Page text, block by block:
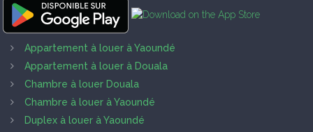
Appartement à louer à Yaoundé
Appartement à louer à Douala
Chambre à louer Douala
Chambre à louer à Yaoundé
Duplex à louer à Yaoundé